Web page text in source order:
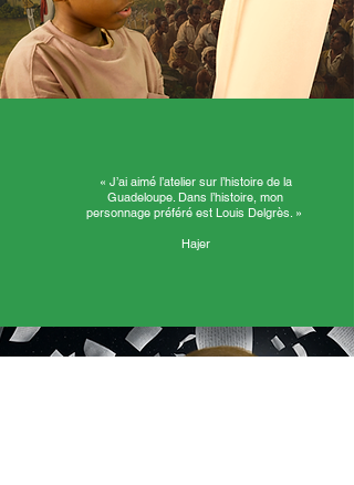
« J’ai aimé l’atelier sur l’histoire de la
Guadeloupe. Dans l’histoire, mon
personnage préféré est Louis Delgrès. »
Hajer